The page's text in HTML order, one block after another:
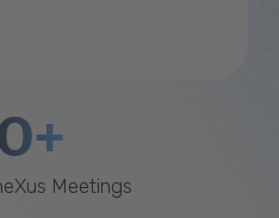
Meetings